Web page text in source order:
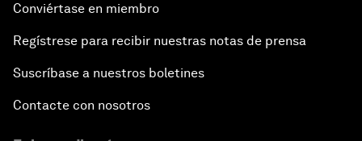
Conviértase en miembro
Regístrese para recibir nuestras notas de prensa
Suscríbase a nuestros boletines
Contacte con nosotros